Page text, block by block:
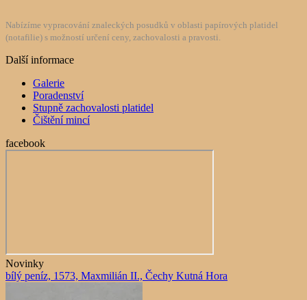
Nabízíme vypracování znaleckých posudků v oblasti papírových platidel
(notafilie) s možností určení ceny, zachovalosti a pravosti.
Další informace
Galerie
Poradenství
Stupně zachovalosti platidel
Čištění mincí
facebook
Novinky
bílý peníz, 1573, Maxmilián II., Čechy Kutná Hora